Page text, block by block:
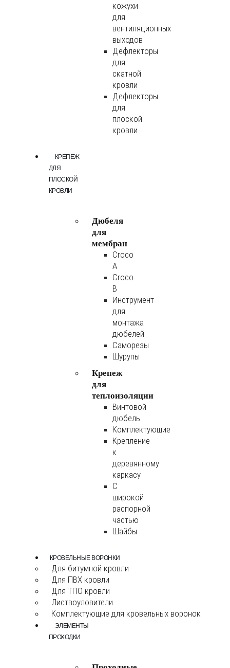
кожухи
для
вентиляционных
выходов
Дефлекторы
для
скатной
кровли
Дефлекторы
для
плоской
кровли
КРЕПЕЖ
ДЛЯ
ПЛОСКОЙ
КРОВЛИ
Дюбеля
для
мембран
Croco
A
Croco
B
Инструмент
для
монтажа
дюбелей
Саморезы
Шурупы
Крепеж
для
теплоизоляции
Винтовой
дюбель
Комплектующие
Крепление
к
деревянному
каркасу
С
широкой
распорной
частью
Шайбы
КРОВЕЛЬНЫЕ ВОРОНКИ
Для битумной кровли
Для ПВХ кровли
Для ТПО кровли
Листвоуловители
Комплектующие для кровельных воронок
ЭЛЕМЕНТЫ
ПРОХОДКИ